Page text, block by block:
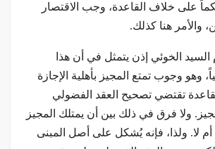
على خلاف القاعدة، وجب الاقتصار
والأمر هنا كذلك.
الخوئي إذن يتمثل في أن هذا
وهو وجوب تمتع المجيز بأهلية الإجازة
تقتضي تصحيح العقد الفضولي
ولا فرق في ذلك بين أن يمتلك المجيز
أم لا. ولذا، فإنه يُشكل على أصل المبنى